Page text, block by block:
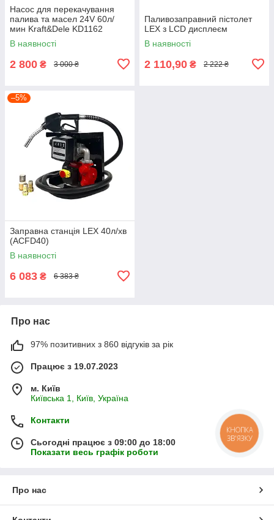
Насос для перекачування
палива та масел 24V 60л/
мин Kraft&Dele KD1162
В наявності
2 800 ₴ 3 000 ₴
Паливозаправний пістолет
LEX з LCD дисплеєм
В наявності
2 110,90 ₴ 2 222 ₴
–5%
Заправна станція LEX 40л/хв
(ACFD40)
В наявності
6 083 ₴ 6 383 ₴
Про нас
97% позитивних з 860 відгуків за рік
Працює з 19.07.2023
м. Київ
Київська 1, Київ, Україна
Контакти
Сьогодні працює з 09:00 до 18:00
Показати весь графік роботи
Про нас
КНОПКА
ЗВ'ЯЗКУ